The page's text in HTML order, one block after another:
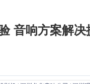
音响方案解决